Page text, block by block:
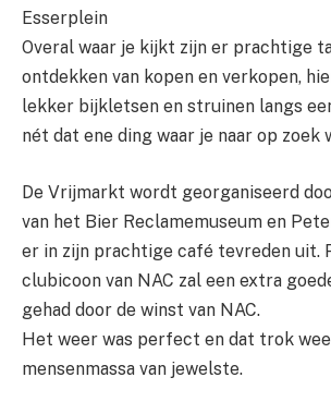
Esserplein
Overal waar je kijkt zijn er prachtige
ontdekken van kopen en verkopen,
lekker bijkletsen en struinen langs
nét dat ene ding waar je naar op zoek
De Vrijmarkt wordt georganiseerd
van het Bier Reclamemuseum en
er in zijn prachtige café tevreden uit.
clubicoon van NAC zal een extra
gehad door de winst van NAC.
Het weer was perfect en dat trok
mensenmassa van jewelste.